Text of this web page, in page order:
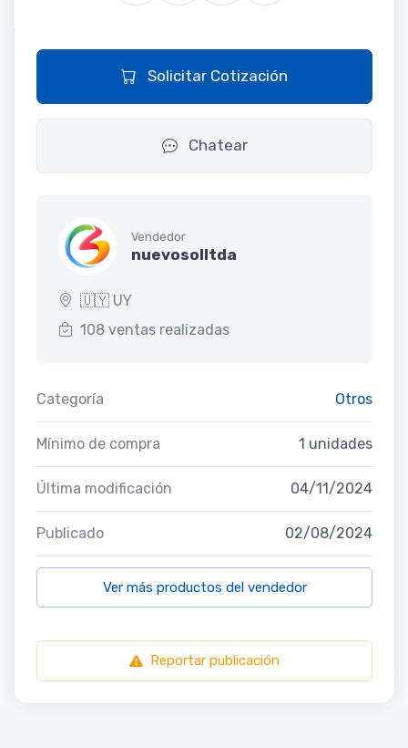
Solicitar Cotización
Chatear
Vendedor
nuevosolltda
🇺🇾 UY
108 ventas realizadas
Categoría Otros
Mínimo de compra 1 unidades
Última modificación 04/11/2024
Publicado 02/08/2024
Ver más productos del vendedor
Reportar publicación